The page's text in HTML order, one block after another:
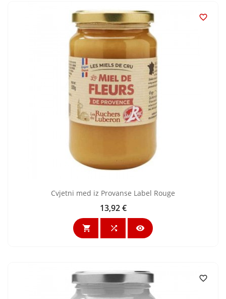

Cvjetni med iz Provanse Label Rouge
Cijena
13,92 €
  
